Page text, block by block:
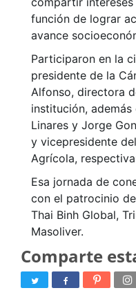
función de lograr
avance
Participaron en la
presidente de la
Alfonso, directora
institución,
Linares y Jorge
y vicepresidente
Agrícola,
Esa jornada de
con el patrocinio
Thai Binh Global,
Masoliver.
Comparte